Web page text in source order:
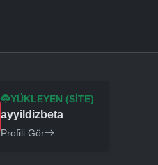
YÜKLEYEN (SITE)
ayyildizbeta
Profili Gör